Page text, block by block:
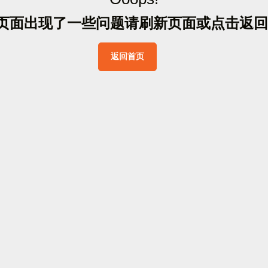
面出现了一些问题请刷新页面或点击返 回
返回首页